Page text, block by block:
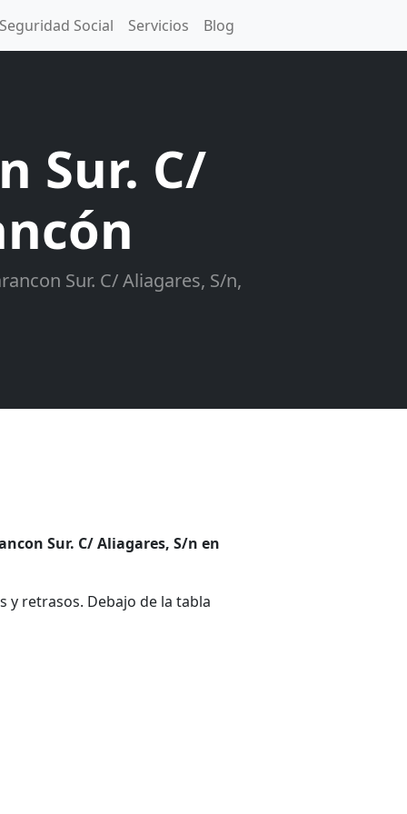
Seguridad Social Servicios Blog
Sur. C/
Sur. C/ Aliagares, S/n,
Sur. C/ Aliagares, S/n en
y retrasos. Debajo de la tabla